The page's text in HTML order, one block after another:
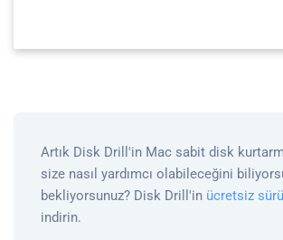
Artık Disk Drill'in Mac sabit disk
size nasıl yardımcı olabileceğini
bekliyorsunuz? Disk Drill'in ücretsiz
indirin.